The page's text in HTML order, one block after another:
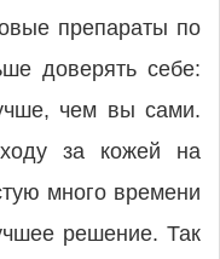
препараты по
доверять себе:
чем вы сами.
за кожей на
много времени
решение. Так